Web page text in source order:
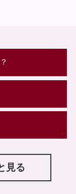
見る